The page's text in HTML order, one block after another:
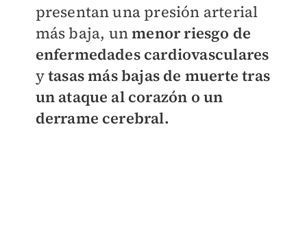
presentan una presión arterial
más baja, unmenor riesgo de
enfermedades cardiovasculares
ytasas más bajas de muerte tras
un ataque al corazón o un
derrame cerebral.